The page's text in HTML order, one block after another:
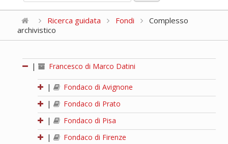
Ricerca guidata Fondi
Complesso
archivistico
| Francesco di Marco Datini
|
Fondaco di Avignone
|
Fondaco di Prato
|
Fondaco di Pisa
|
Fondaco di Firenze